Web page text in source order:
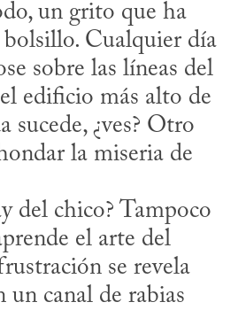
un grito que ha
bolsillo. Cualquier día
sobre las líneas del
edificio más alto de
sucede, ¿ves? Otro
la miseria de
el arte del
se revela
un canal de rabias